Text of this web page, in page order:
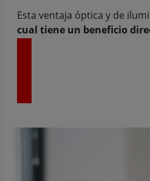
Esta ventaja óptica y de
cual tiene un beneficio